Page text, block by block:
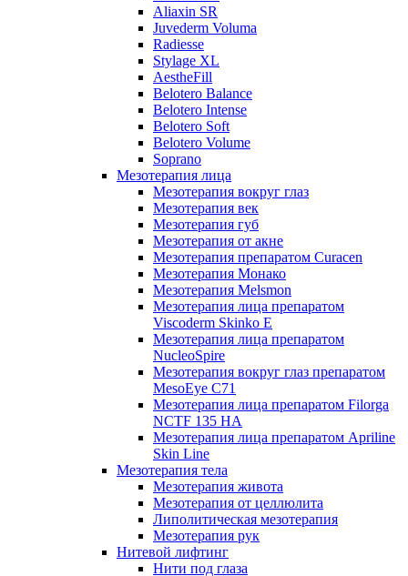
Aliaxin SR
Juvederm Voluma
Radiesse
Stylage XL
AestheFill
Belotero Balance
Belotero Intense
Belotero Soft
Belotero Volume
Soprano
Мезотерапия лица
Мезотерапия вокруг глаз
Мезотерапия век
Мезотерапия губ
Мезотерапия от акне
Мезотерапия препаратом Curacen
Мезотерапия Монако
Мезотерапия Melsmon
Мезотерапия лица препаратом
Viscoderm Skinko E
Мезотерапия лица препаратом
NucleoSpire
Мезотерапия вокруг глаз препаратом
MesoEye С71
Мезотерапия лица препаратом Filorga
NCTF 135 HA
Мезотерапия лица препаратом Apriline
Skin Line
Мезотерапия тела
Мезотерапия живота
Мезотерапия от целлюлита
Липолитическая мезотерапия
Мезотерапия рук
Нитевой лифтинг
Нити под глаза